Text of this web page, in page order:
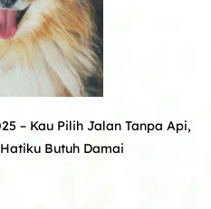
– Kau Pilih Jalan Tanpa Api,
Butuh Damai